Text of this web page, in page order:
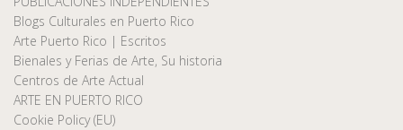
Blogs Culturales en Puerto Rico
Arte Puerto Rico | Escritos
Bienales y Ferias de Arte, Su historia
Centros de Arte Actual
ARTE EN PUERTO RICO
Cookie Policy (EU)